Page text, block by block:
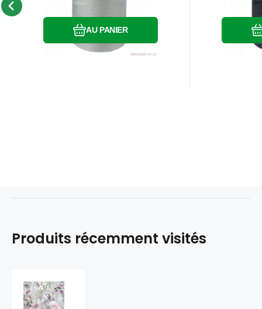
AU PANIER
Préféré
Comparer
Produits récemment visités